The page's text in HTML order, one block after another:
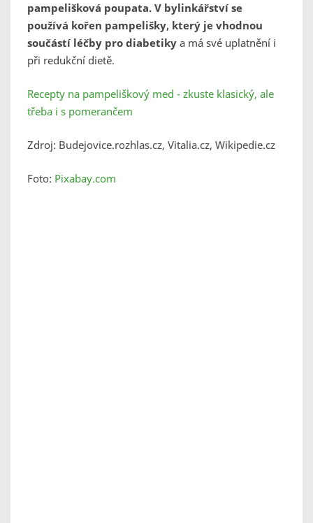
pampelišková poupata. V bylinkářství se
používá kořen pampelišky, který je vhodnou
součástí léčby pro diabetiky a má své uplatnění i
při redukční dietě.
Recepty na pampeliškový med - zkuste klasický, ale
třeba i s pomerančem
Zdroj: Budejovice.rozhlas.cz, Vitalia.cz, Wikipedie.cz
Foto: Pixabay.com